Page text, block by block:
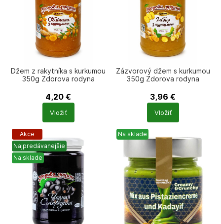
Džem z rakytníka s kurkumou
350g Zdorova rodyna
4,20 €
Počet
produktů
Vložiť
Zázvorový džem s kurkumou
350g Zdorova rodyna
3,96 €
Počet
produktů
Vložiť
Akce
Najpredávanejšie
Na sklade
Na sklade